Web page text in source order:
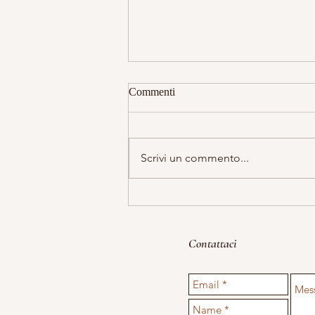
Intervista Alessandra
Ho incontrato il Pranic Healing 15
di pormi rispetto a quanto mi...
Commenti
Scrivi un commento...
Contattaci